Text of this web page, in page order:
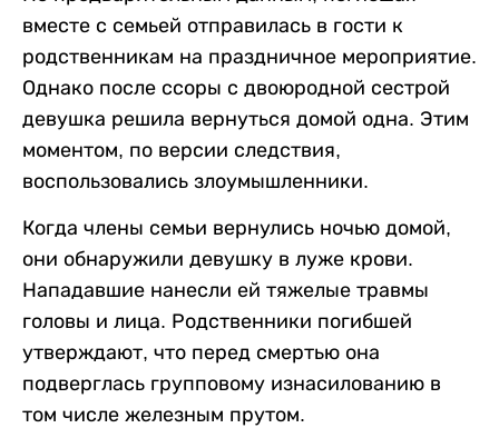
вместе с семьей отправилась в гости к
родственникам на праздничное мероприятие.
Однако после ссоры с двоюродной сестрой
девушка решила вернуться домой одна. Этим
моментом, по версии следствия,
воспользовались злоумышленники.
Когда члены семьи вернулись ночью домой,
они обнаружили девушку в луже крови.
Нападавшие нанесли ей тяжелые травмы
головы и лица. Родственники погибшей
утверждают, что перед смертью она
подверглась групповому изнасилованию в
том числе железным прутом.